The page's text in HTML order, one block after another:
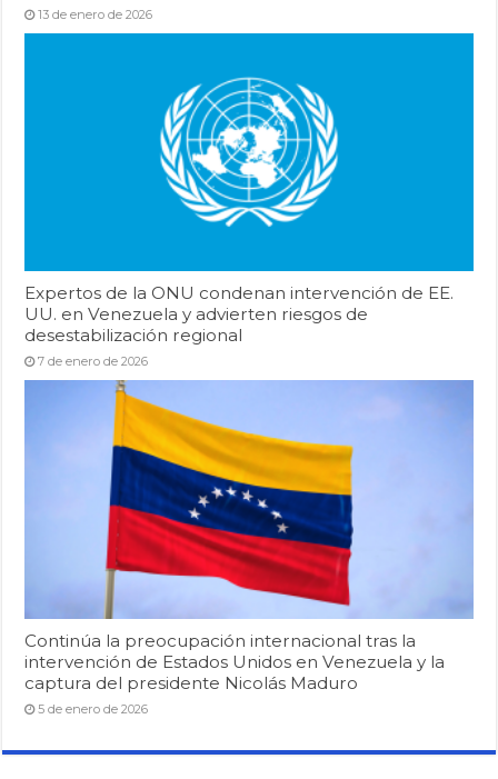
13 de enero de 2026
Expertos de la ONU condenan intervención de EE.
UU. en Venezuela y advierten riesgos de
desestabilización regional
7 de enero de 2026
Continúa la preocupación internacional tras la
intervención de Estados Unidos en Venezuela y la
captura del presidente Nicolás Maduro
5 de enero de 2026